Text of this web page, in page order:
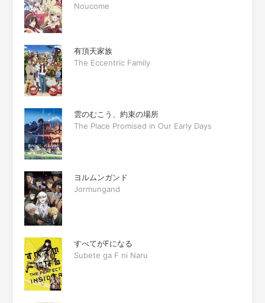
Noucome
有頂天家族
The Eccentric Family
雲のむこう、約束の場所
The Place Promised in Our Early Days
ヨルムンガンド
Jormungand
すべてがFになる
Subete ga F ni Naru